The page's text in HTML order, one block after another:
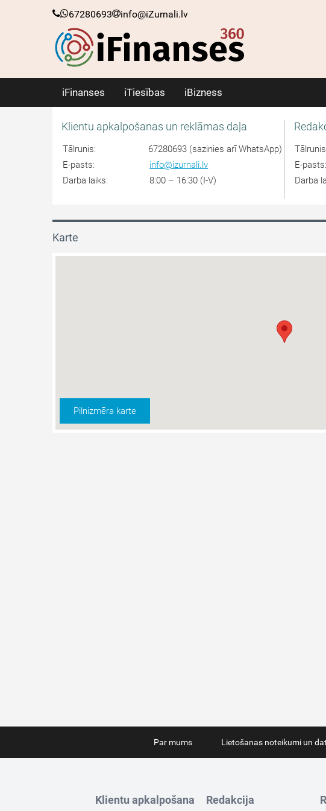
67280693 info@iZurnali.lv
iFinanses iTiesības iBizness
Klientu apkalpošanas un reklāmas daļa
Tālrunis:
67280693 (sazinies arī WhatsApp)
E-pasts:
info@izurnali.lv
Darba laiks:
8:00 – 16:30 (I-V)
E-pasts:
Darba
Karte
Pilnizmēra karte
Par mums Lietošanas noteikumi un
Klientu apkalpošana Redakcija